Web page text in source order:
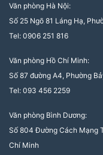
Văn phòng Hà Nội:
Số 25 Ngõ 81 Láng Hạ,
Tel: 0906 251 816
Văn phòng Hồ Chí Minh:
Số 87 đường A4, Phường
Tel: 093 456 2259
Văn phòng Bình Dương:
Số 804 Đường Cách Mạng
Chí Minh